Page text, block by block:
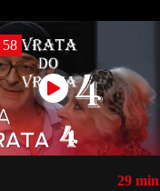
58
29 min